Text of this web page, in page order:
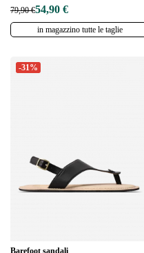
79,90 €54,90 €
in magazzino tutte le taglie
-31%
Barefoot sandali